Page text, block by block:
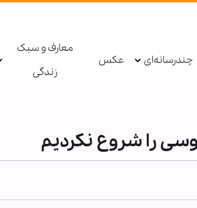
چندرسانه‌ای عکس
معارف و سبک
زندگی
را شروع نکردیم